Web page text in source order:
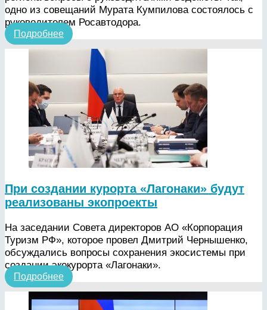
одно из совещаний Мурата Кумпилова состоялось с
руководителем Росавтодора.
Подробнее
При создании курорта «Лагонаки» будут
реализованы экопроекты
На заседании Совета директоров АО «Корпорация
Туризм РФ», которое провел Дмитрий Чернышенко,
обсуждались вопросы сохранения экосистемы при
создании экокурорта «Лагонаки».
Подробнее